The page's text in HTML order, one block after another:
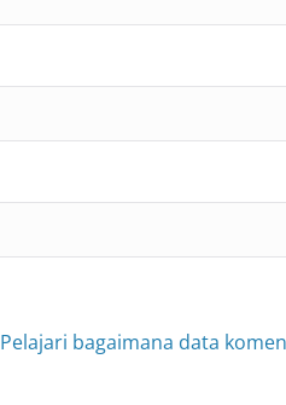
Pelajari bagaimana data